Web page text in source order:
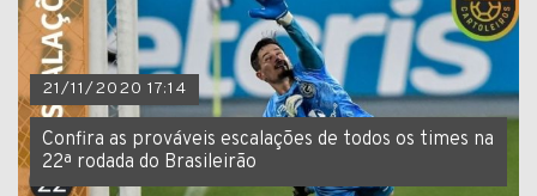
21/11/2020 17:14
Confira as prováveis escalações de todos os times na
22ª rodada do Brasileirão